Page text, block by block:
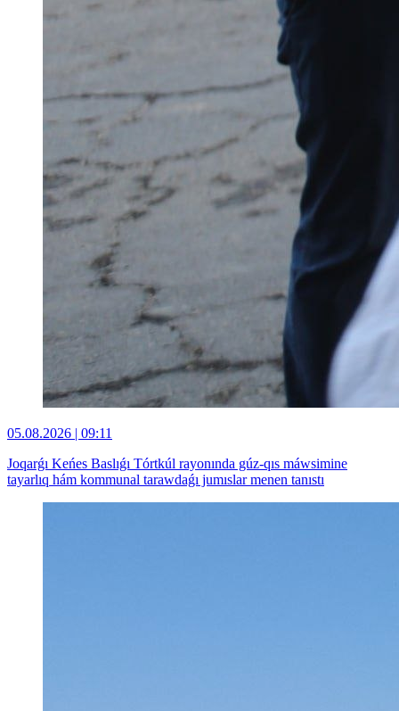
05.08.2026 | 09:11
Joqarǵı Keńes Baslıǵı Tórtkúl rayonında gúz-qıs máwsimine
tayarlıq hám kommunal tarawdaǵı jumıslar menen tanıstı